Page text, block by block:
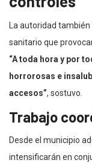
La autoridad
sanitario que
“A toda hora y por
horrorosas e
accesos”, sostuvo.
Trabajo
Desde el municipio
intensificarán en